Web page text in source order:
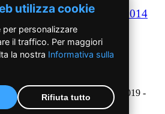
Anno2012Anno2013 2014
Dal 2017 ad oggi
ROC n.33421 del 23 /09/ 2019 -
utilizza cookie
personalizzare
il traffico. Per maggiori
la nostra Informativa sulla
Rifiuta tutto